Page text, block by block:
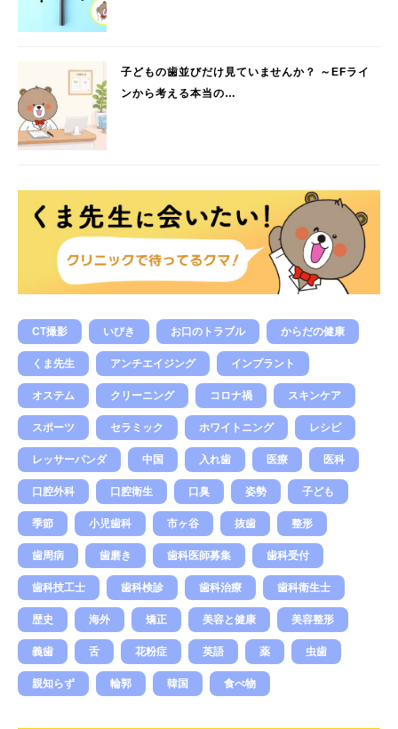
子どもの歯並びだけ見ていませんか？ ～EFライ
ンから考える本当の…
CT撮影 いびき お口のトラブル からだの健康
くま先生 アンチエイジング インプラント
オステム クリーニング コロナ禍 スキンケア
スポーツ セラミック ホワイトニング レシピ
レッサーパンダ 中国 入れ歯 医療 医科
口腔外科 口腔衛生 口臭 姿勢 子ども
季節 小児歯科 市ヶ谷 抜歯 整形
歯周病 歯磨き 歯科医師募集 歯科受付
歯科技工士 歯科検診 歯科治療 歯科衛生士
歴史 海外 矯正 美容と健康 美容整形
義歯 舌 花粉症 英語 薬 虫歯
親知らず 輪郭 韓国 食べ物